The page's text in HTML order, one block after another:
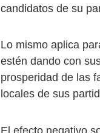
candidatos de su
Lo mismo aplica
estén dando con
prosperidad de las
locales de sus